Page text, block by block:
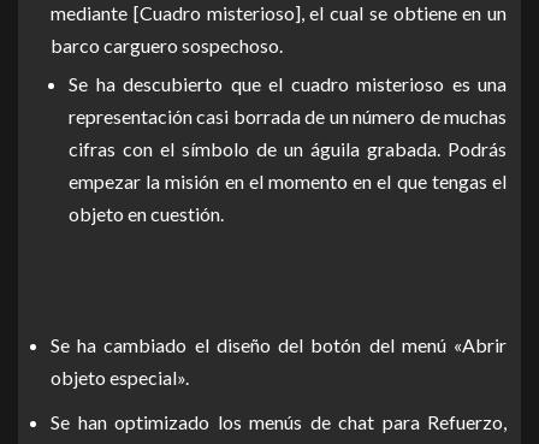
mediante [Cuadro misterioso], el cual se obtiene en un
barco carguero sospechoso.
Se ha descubierto que el cuadro misterioso es una
representación casi borrada de un número de muchas
cifras con el símbolo de un águila grabada. Podrás
empezar la misión en el momento en el que tengas el
objeto en cuestión.
Se ha cambiado el diseño del botón del menú «Abrir
objeto especial».
Se han optimizado los menús de chat para Refuerzo,